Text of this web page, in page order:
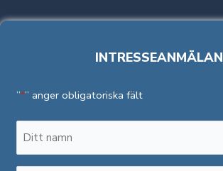
INTRESSEANMÄLAN
”*” anger obligatoriska fält